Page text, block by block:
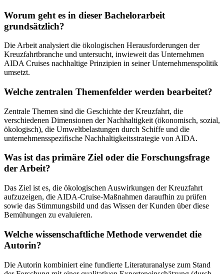
Worum geht es in dieser Bachelorarbeit
grundsätzlich?
Die Arbeit analysiert die ökologischen Herausforderungen der
Kreuzfahrtbranche und untersucht, inwieweit das Unternehmen
AIDA Cruises nachhaltige Prinzipien in seiner Unternehmenspolitik
umsetzt.
Welche zentralen Themenfelder werden bearbeitet?
Zentrale Themen sind die Geschichte der Kreuzfahrt, die
verschiedenen Dimensionen der Nachhaltigkeit (ökonomisch, sozial,
ökologisch), die Umweltbelastungen durch Schiffe und die
unternehmensspezifische Nachhaltigkeitsstrategie von AIDA.
Was ist das primäre Ziel oder die Forschungsfrage
der Arbeit?
Das Ziel ist es, die ökologischen Auswirkungen der Kreuzfahrt
aufzuzeigen, die AIDA-Cruise-Maßnahmen daraufhin zu prüfen
sowie das Stimmungsbild und das Wissen der Kunden über diese
Bemühungen zu evaluieren.
Welche wissenschaftliche Methode verwendet die
Autorin?
Die Autorin kombiniert eine fundierte Literaturanalyse zum Stand